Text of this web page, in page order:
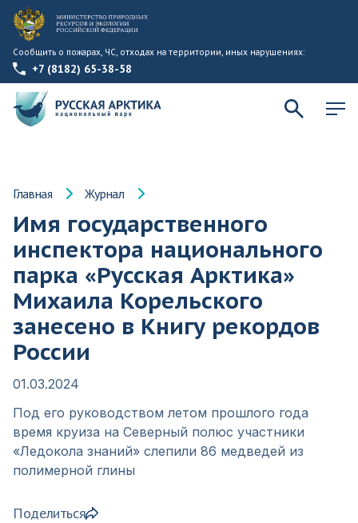
Сообщить о пожарах, ЧС, отходах на территории, иных нарушениях:
+7 (8182) 65-38-58
Главная Журнал
Имя государственного
инспектора национального
парка «Русская Арктика»
Михаила Корельского
занесено в Книгу рекордов
России
01.03.2024
Под его руководством летом прошлого года
время круиза на Северный полюс участники
«Ледокола знаний» слепили 86 медведей из
полимерной глины
Поделиться